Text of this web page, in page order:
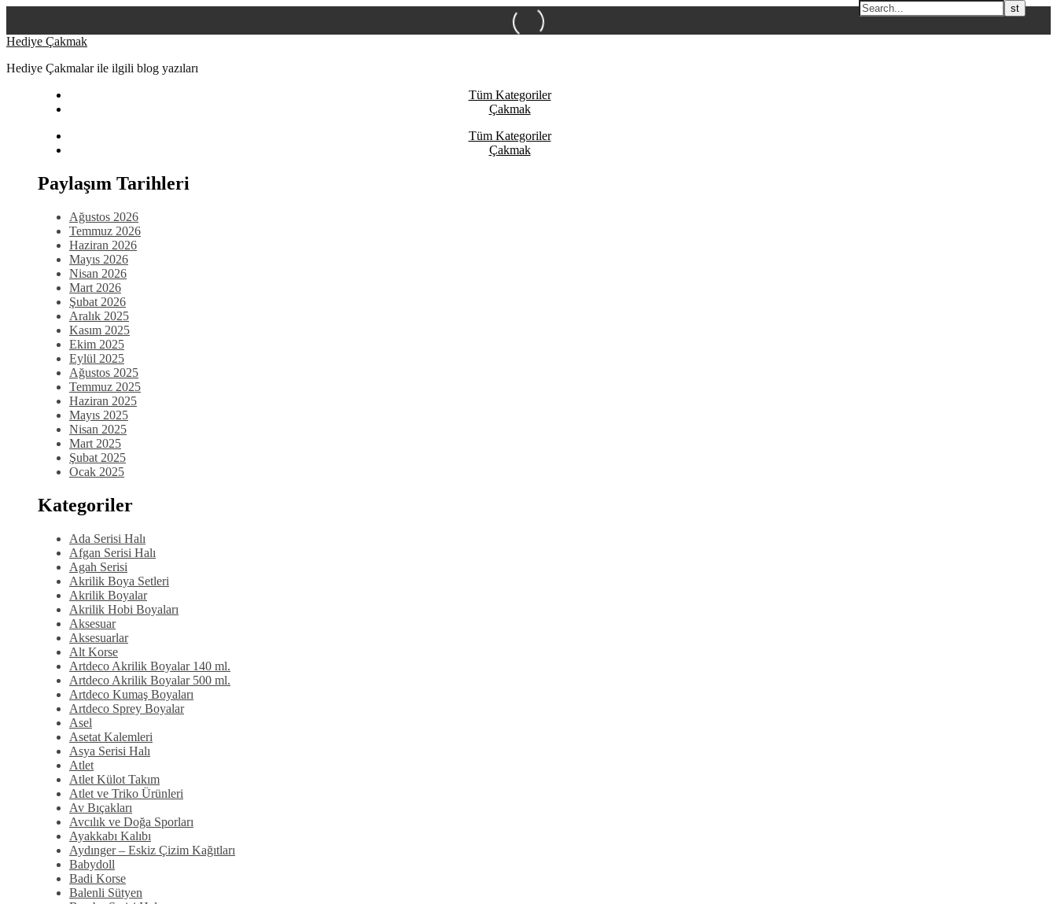
Skip
content
Hediye Çakmak
Hediye Çakmalar ile ilgili blog yazıları
Tüm Kategoriler
Çakmak
Tüm Kategoriler
Çakmak
Paylaşım Tarihleri
Ağustos 2026
Temmuz 2026
Haziran 2026
Mayıs 2026
Nisan 2026
Mart 2026
Şubat 2026
Aralık 2025
Kasım 2025
Ekim 2025
Eylül 2025
Ağustos 2025
Temmuz 2025
Haziran 2025
Mayıs 2025
Nisan 2025
Mart 2025
Şubat 2025
Ocak 2025
Kategoriler
Ada Serisi Halı
Afgan Serisi Halı
Agah Serisi
Akrilik Boya Setleri
Akrilik Boyalar
Akrilik Hobi Boyaları
Aksesuar
Aksesuarlar
Alt Korse
Artdeco Akrilik Boyalar 140 ml.
Artdeco Akrilik Boyalar 500 ml.
Artdeco Kumaş Boyaları
Artdeco Sprey Boyalar
Asel
Asetat Kalemleri
Asya Serisi Halı
Atlet
Atlet Külot Takım
Atlet ve Triko Ürünleri
Av Bıçakları
Avcılık ve Doğa Sporları
Ayakkabı Kalıbı
Aydınger – Eskiz Çizim Kağıtları
Babydoll
Badi Korse
Balenli Sütyen